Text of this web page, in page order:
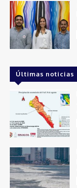
Últimas noticias